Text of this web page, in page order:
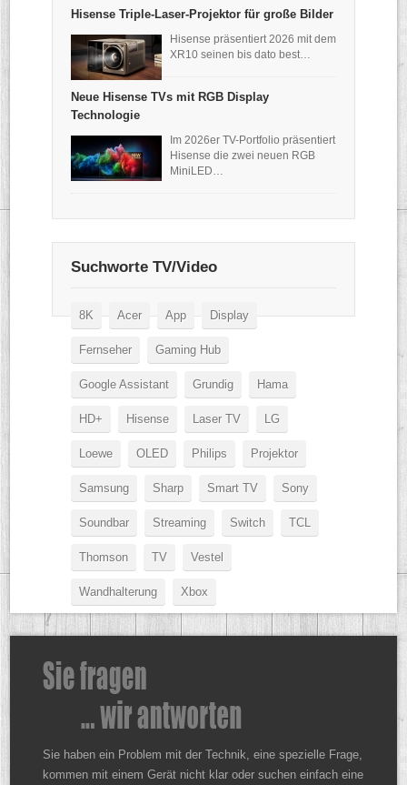
Hisense Triple-Laser-Projektor für große Bilder
Hisense präsentiert 2026 mit dem
XR10 seinen bis dato best…
Neue Hisense TVs mit RGB Display
Technologie
Im 2026er TV-Portfolio präsentiert
Hisense die zwei neuen RGB
MiniLED…
Suchworte TV/Video
8K Acer App Display
Fernseher Gaming Hub
Google Assistant Grundig Hama
HD+ Hisense Laser TV LG
Loewe OLED Philips Projektor
Samsung Sharp Smart TV Sony
Soundbar Streaming Switch TCL
Thomson TV Vestel
Wandhalterung Xbox
Sie haben ein Problem mit der Technik, eine spezielle Frage,
kommen mit einem Gerät nicht klar oder suchen einfach eine